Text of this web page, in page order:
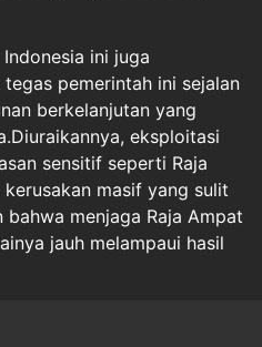
ini juga
pemerintah ini sejalan
berkelanjutan yang
eksploitasi
sensitif seperti Raja
masif yang sulit
menjaga Raja Ampat
jauh melampaui hasil